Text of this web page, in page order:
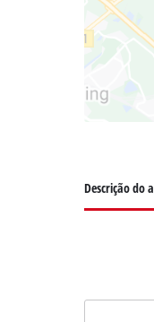
Descrição do